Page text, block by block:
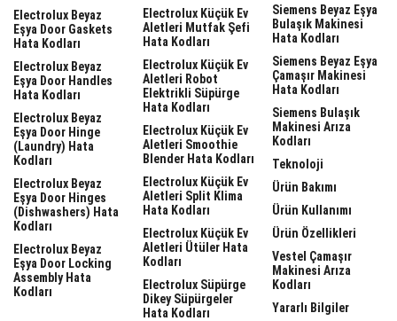
Electrolux Beyaz
Eşya Door Gaskets
Hata Kodları
Electrolux Beyaz
Eşya Door Handles
Hata Kodları
Electrolux Beyaz
Eşya Door Hinge
(laundry) Hata
Kodları
Electrolux Beyaz
Eşya Door Hinges
(dishwashers) Hata
Kodları
Electrolux Beyaz
Eşya Door Locking
Assembly Hata
Kodları
Electrolux Küçük Ev
Aletleri Mutfak Şefi
Hata Kodları
Electrolux Küçük Ev
Aletleri Robot
Elektrikli Süpürge
Hata Kodları
Electrolux Küçük Ev
Aletleri Smoothie
Blender Hata Kodları
Electrolux Küçük Ev
Aletleri Split Klima
Hata Kodları
Electrolux Küçük Ev
Aletleri Ütüler Hata
Kodları
Electrolux Süpürge
Dikey Süpürgeler
Hata Kodları
Siemens Beyaz Eşya
Bulaşık Makinesi
Hata Kodları
Siemens Beyaz Eşya
Çamaşır Makinesi
Hata Kodları
Siemens Bulaşık
Makinesi Arıza
Kodları
Teknoloji
Ürün Bakımı
Ürün Kullanımı
Ürün Özellikleri
Vestel Çamaşır
Makinesi Arıza
Kodları
Yararlı Bilgiler